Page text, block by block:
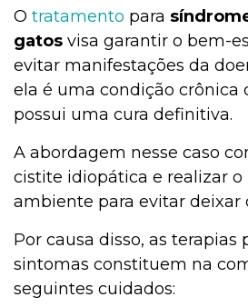
O tratamento para
gatos visa garantir o bem-
evitar manifestações da
ela é uma condição crônica
possui uma cura definitiva.
A abordagem nesse caso
cistite idiopática e realizar o
ambiente para evitar deixar
Por causa disso, as
sintomas constituem na
seguintes cuidados: